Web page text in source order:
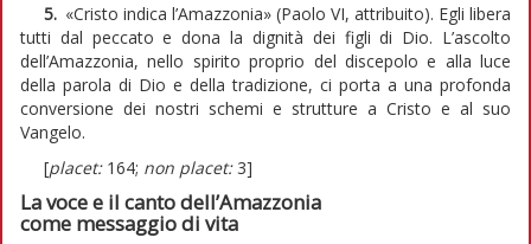
5. «Cristo indica l’Amazzonia» (Paolo VI, attribuito). Egli libera
tutti dal peccato e dona la dignità dei figli di Dio. L’ascolto
dell’Amazzonia, nello spirito proprio del discepolo e alla luce
della parola di Dio e della tradizione, ci porta a una profonda
conversione dei nostri schemi e strutture a Cristo e al suo
Vangelo.
[placet: 164; non placet: 3]
La voce e il canto dell’Amazzonia
come messaggio di vita